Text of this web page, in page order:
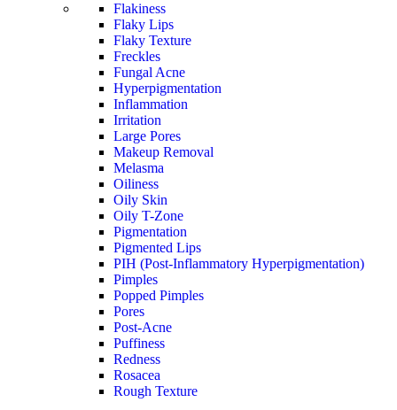
Flakiness
Flaky Lips
Flaky Texture
Freckles
Fungal Acne
Hyperpigmentation
Inflammation
Irritation
Large Pores
Makeup Removal
Melasma
Oiliness
Oily Skin
Oily T-Zone
Pigmentation
Pigmented Lips
PIH (Post-Inflammatory Hyperpigmentation)
Pimples
Popped Pimples
Pores
Post-Acne
Puffiness
Redness
Rosacea
Rough Texture